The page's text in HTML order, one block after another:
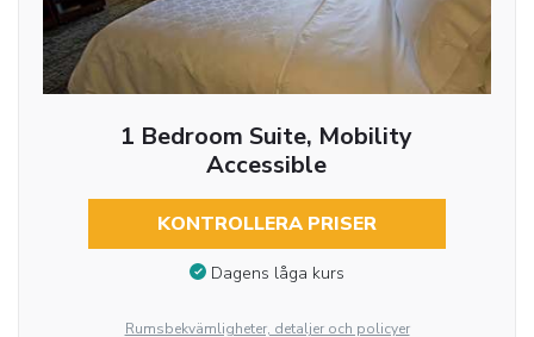
1 Bedroom Suite, Mobility
Accessible
KONTROLLERA PRISER
Dagens låga kurs
Rumsbekvämligheter, detaljer och policyer